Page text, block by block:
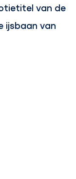
van de
ijsbaan van